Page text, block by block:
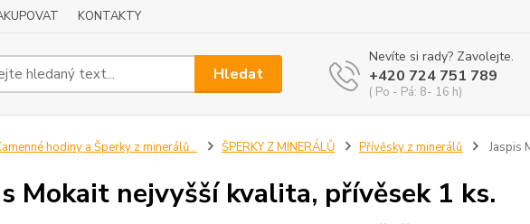
KONTAKTY
Hledat
Nevíte si rady? Zavolejte.
+420 724 751 789
( Po - Pá: 8- 16 h)
hodiny a Šperky z minerálů . ŠPERKY Z MINERÁLŮ Přívěsky z minerálů Jaspis
Mokait nejvyšší kvalita, přívěsek 1 ks.